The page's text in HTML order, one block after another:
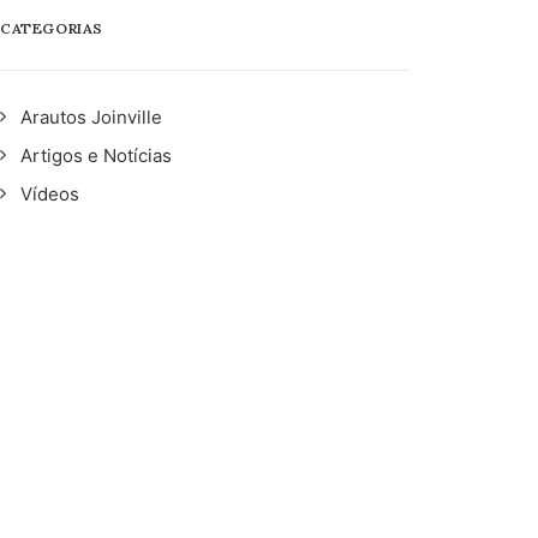
CATEGORIAS
Arautos Joinville
Artigos e Notícias
Vídeos